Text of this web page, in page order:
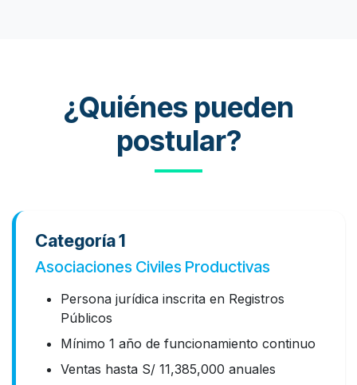
¿Quiénes pueden
postular?
Categoría 1
Asociaciones Civiles Productivas
Persona jurídica inscrita en Registros
Públicos
Mínimo 1 año de funcionamiento continuo
Ventas hasta S/ 11,385,000 anuales